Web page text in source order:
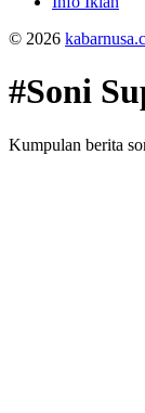
© 2026
#Soni
Kumpulan berita